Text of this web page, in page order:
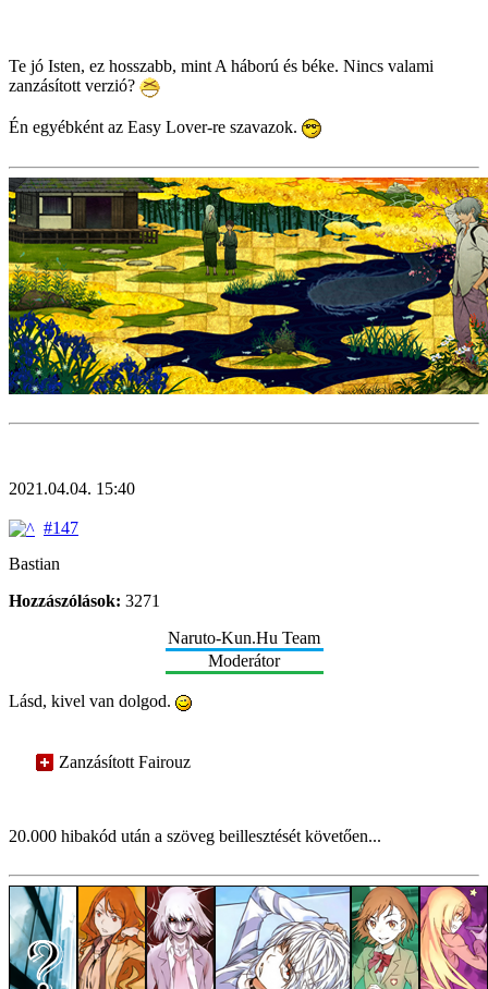
Te jó Isten, ez hosszabb, mint A háború és béke. Nincs valami
zanzásított verzió?
Én egyébként az Easy Lover-re szavazok.
2021.04.04. 15:40
#147
Bastian
Hozzászólások: 3271
Naruto-Kun.Hu Team
Moderátor
Lásd, kivel van dolgod.
Zanzásított Fairouz
20.000 hibakód után a szöveg beillesztését követően...